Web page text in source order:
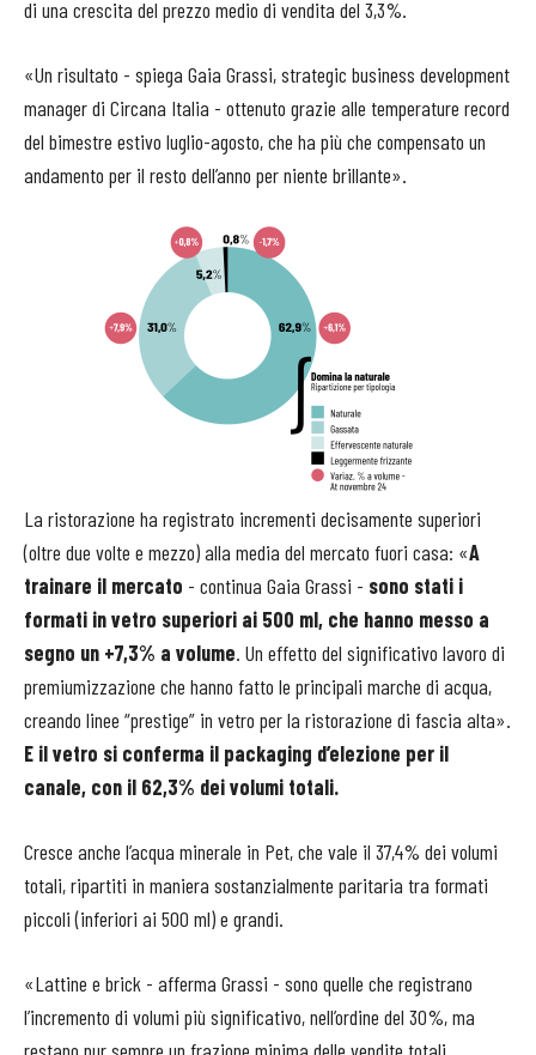
di una crescita del prezzo medio di vendita del 3,3%.
«Un risultato - spiega Gaia Grassi, strategic business development
manager di Circana Italia - ottenuto grazie alle temperature record
del bimestre estivo luglio-agosto, che ha più che compensato un
andamento per il resto dell’anno per niente brillante».
La ristorazione ha registrato incrementi decisamente superiori
(oltre due volte e mezzo) alla media del mercato fuori casa: «A
trainare il mercato - continua Gaia Grassi - sono stati i
formati in vetro superiori ai 500 ml, che hanno messo a
segno un +7,3% a volume. Un effetto del significativo lavoro di
premiumizzazione che hanno fatto le principali marche di acqua,
creando linee “prestige” in vetro per la ristorazione di fascia alta».
E il vetro si conferma il packaging d’elezione per il
canale, con il 62,3% dei volumi totali.
Cresce anche l’acqua minerale in Pet, che vale il 37,4% dei volumi
totali, ripartiti in maniera sostanzialmente paritaria tra formati
piccoli (inferiori ai 500 ml) e grandi.
«Lattine e brick - afferma Grassi - sono quelle che registrano
l’incremento di volumi più significativo, nell’ordine del 30%, ma